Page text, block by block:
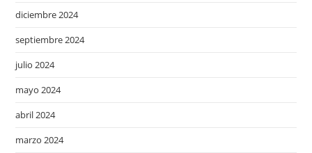
diciembre 2024
septiembre 2024
julio 2024
mayo 2024
abril 2024
marzo 2024